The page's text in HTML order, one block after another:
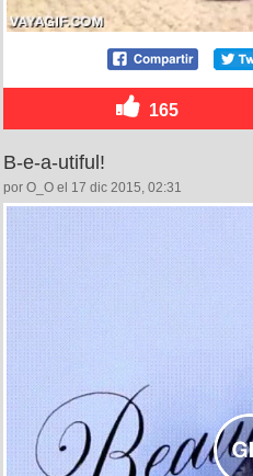
165
B-e-a-utiful!
por O_O el 17 dic 2015, 02:31